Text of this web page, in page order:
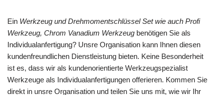
Ein Werkzeug und Drehmomentschlüssel Set wie auch Profi
Werkzeug, Chrom Vanadium Werkzeug benötigen Sie als
Individualanfertigung? Unsre Organisation kann Ihnen diesen
kundenfreundlichen Dienstleistung bieten. Keine Besonderheit
ist es, dass wir als kundenorientierte Werkzeugspezialist
Werkzeuge als Individualanfertigungen offerieren. Kommen Sie
direkt in unsre Organisation und teilen Sie uns mit, wie wir Ihr